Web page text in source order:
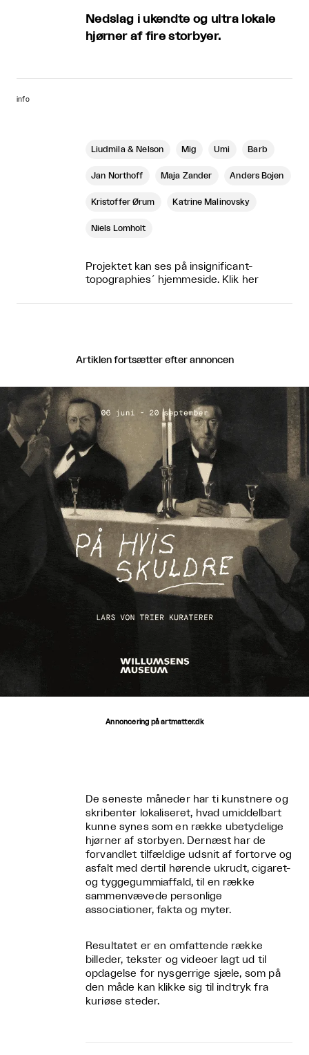
Nedslag i ukendte og ultra lokale
hjørner af fire storbyer.
info
Liudmila & Nelson Mig Umi Barb
Jan Northoff Maja Zander Anders Bojen
Kristoffer Ørum Katrine Malinovsky
Niels Lomholt
Projektet kan ses på insignificant-
topographies´ hjemmeside. Klik her
Artiklen fortsætter efter annoncen
Annoncering på artmatter.dk
De seneste måneder har ti kunstnere og
skribenter lokaliseret, hvad umiddelbart
kunne synes som en række ubetydelige
hjørner af storbyen. Dernæst har de
forvandlet tilfældige udsnit af fortorve og
asfalt med dertil hørende ukrudt, cigaret-
og tyggegummiaffald, til en række
sammenvævede personlige
associationer, fakta og myter.
Resultatet er en omfattende række
billeder, tekster og videoer lagt ud til
opdagelse for nysgerrige sjæle, som på
den måde kan klikke sig til indtryk fra
kuriøse steder.